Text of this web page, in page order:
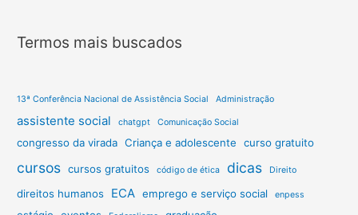
Termos mais buscados
13ª Conferência Nacional de Assistência Social Administração
assistente social chatgpt Comunicação Social
congresso da virada Criança e adolescente curso gratuito
cursos cursos gratuitos código de ética dicas Direito
direitos humanos ECA emprego e serviço social enpess